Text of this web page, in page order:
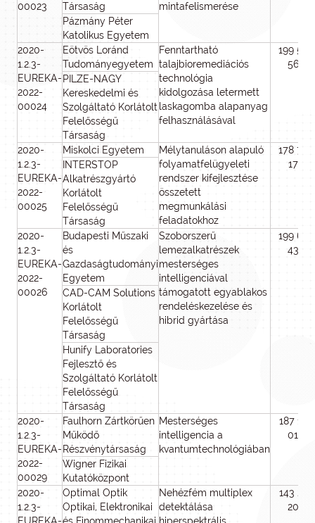
00023
Társaság
mintafelismerése
Pázmány Péter
Katolikus Egyetem
2020-
1.2.3-
EUREKA-
2022-
00024
Eötvös Loránd
Tudományegyetem
Fenntartható
talajbioremediációs
technológia
kidolgozása letermett
laskagomba alapanyag
felhasználásával
199 564
564
PILZE-NAGY
Kereskedelmi és
Szolgáltató Korlátolt
Felelősségű
Társaság
2020-
1.2.3-
EUREKA-
2022-
00025
Miskolci Egyetem
Mélytanuláson alapuló
folyamatfelügyeleti
rendszer kifejlesztése
összetett
megmunkálási
feladatokhoz
178 783
172
INTERSTOP
Alkatrészgyártó
Korlátolt
Felelősségű
Társaság
2020-
1.2.3-
EUREKA-
2022-
00026
Budapesti Műszaki
és
Gazdaságtudományi
Egyetem
Szoborszerű
lemezalkatrészek
mesterséges
intelligenciával
támogatott egyablakos
rendeléskezelése és
hibrid gyártása
199 610
438
CAD-CAM Solutions
Korlátolt
Felelősségű
Társaság
Hunify Laboratories
Fejlesztő és
Szolgáltató Korlátolt
Felelősségű
Társaság
2020-
1.2.3-
EUREKA-
2022-
00029
Faulhorn Zártkörűen
Működő
Részvénytársaság
Mesterséges
intelligencia a
kvantumtechnológiában
187 102
014
Wigner Fizikai
Kutatóközpont
2020-
1.2.3-
Optimal Optik
Optikai, Elektronikai
Nehézfém multiplex
detektálása
143 213
202